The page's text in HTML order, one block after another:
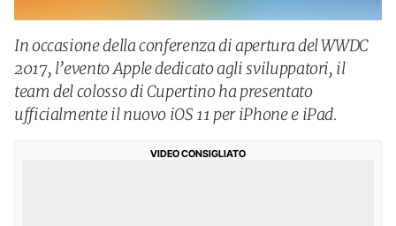
In occasione della conferenza di apertura del WWDC
2017, l’evento Apple dedicato agli sviluppatori, il
team del colosso di Cupertino ha presentato
ufficialmente il nuovo iOS 11 per iPhone e iPad.
VIDEO CONSIGLIATO